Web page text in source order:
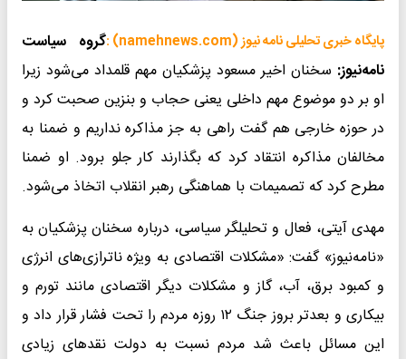
پایگاه خبری تحلیلی نامه نیوز (namehnews.com) :
گروه سیاست
نامه‌نیوز: سخنان اخیر مسعود پزشکیان مهم قلمداد می‌شود زیرا
او بر دو موضوع مهم داخلی یعنی حجاب و بنزین صحبت کرد و
در حوزه خارجی هم گفت راهی به جز مذاکره نداریم و ضمنا به
مخالفان مذاکره انتقاد کرد که بگذارند کار جلو برود. او ضمنا
مطرح کرد که تصمیمات با هماهنگی رهبر انقلاب اتخاذ می‌شود.
مهدی آیتی، فعال و تحلیلگر سیاسی، درباره سخنان پزشکیان به
«نامه‌نیوز» گفت: «مشکلات اقتصادی به ویژه ناترازی‌های انرژی
و کمبود برق، آب، گاز و مشکلات دیگر اقتصادی مانند تورم و
بیکاری و بعدتر بروز جنگ ۱۲ روزه مردم را تحت فشار قرار داد و
این مسائل باعث شد مردم نسبت به دولت نقدهای زیادی